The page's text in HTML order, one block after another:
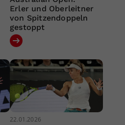
Erler und Oberleitner
von Spitzendoppeln
gestoppt
22.01.2026